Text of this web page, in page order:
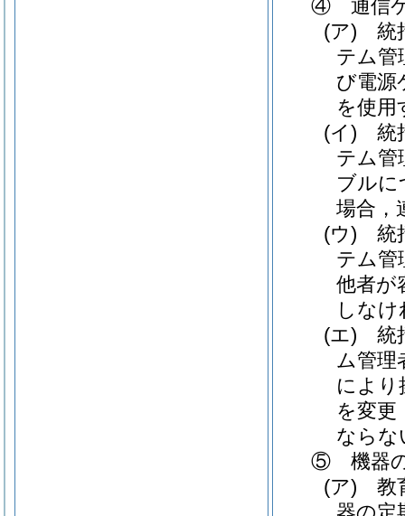
④ 通信ケ
(ア) 統
テム管
び電源
を使用
(イ) 統
テム管
ブルに
場合，
(ウ) 統
テム管
他者が
しな
(エ) 統
ム管理
により
を変更
ならな
⑤ 機器の
(ア) 教